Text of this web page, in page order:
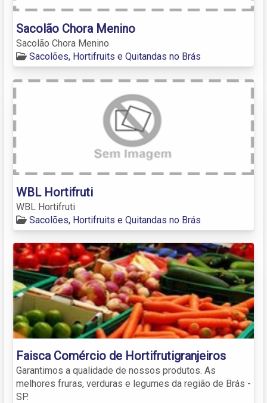
Sacolão Chora Menino
Sacolão Chora Menino
Sacolões, Hortifruits e Quitandas no Brás
WBL Hortifruti
WBL Hortifruti
Sacolões, Hortifruits e Quitandas no Brás
Faisca Comércio de Hortifrutigranjeiros
Garantimos a qualidade de nossos produtos. As
melhores fruras, verduras e legumes da região de Brás -
SP.